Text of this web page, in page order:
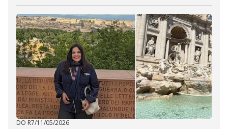
DO R7/11/05/2026